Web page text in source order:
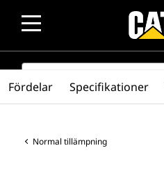
SEARCH
Normal tillämpning
Fördelar Specifikationer